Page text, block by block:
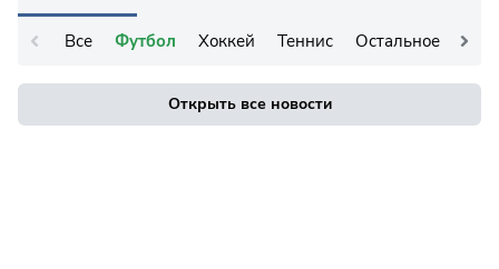
Все Футбол Хоккей Теннис Остальное
Открыть все новости